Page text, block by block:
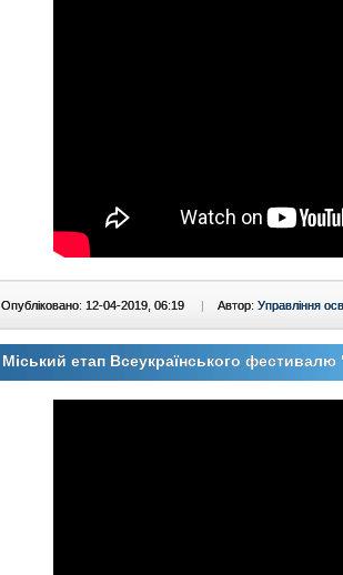
Опубліковано: 12-04-2019, 06:19 | Автор: Управління
Міський етап Всеукраїнського